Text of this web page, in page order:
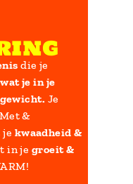
die je
je in je
Je
Met &
je kwaadheid &
in je groeit &